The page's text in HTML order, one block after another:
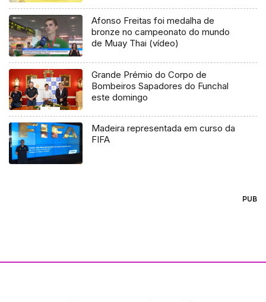
Afonso Freitas foi medalha de
bronze no campeonato do mundo
de Muay Thai (vídeo)
Grande Prémio do Corpo de
Bombeiros Sapadores do Funchal
este domingo
Madeira representada em curso da
FIFA
PUB